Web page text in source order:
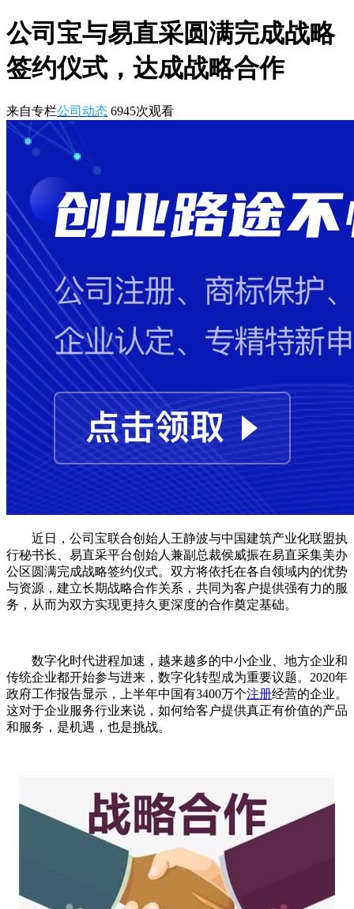
公司宝与易直采圆满完成战略
签约仪式，达成战略合作
来自专栏公司动态 6945次观看
近日，公司宝联合创始人王静波与中国建筑产业化联盟执
行秘书长、易直采平台创始人兼副总裁侯威振在易直采集美办
公区圆满完成战略签约仪式。双方将依托在各自领域内的优势
与资源，建立长期战略合作关系，共同为客户提供强有力的服
务，从而为双方实现更持久更深度的合作奠定基础。
数字化时代进程加速，越来越多的中小企业、地方企业和
传统企业都开始参与进来，数字化转型成为重要议题。2020年
政府工作报告显示，上半年中国有3400万个注册经营的企业。
这对于企业服务行业来说，如何给客户提供真正有价值的产品
和服务，是机遇，也是挑战。